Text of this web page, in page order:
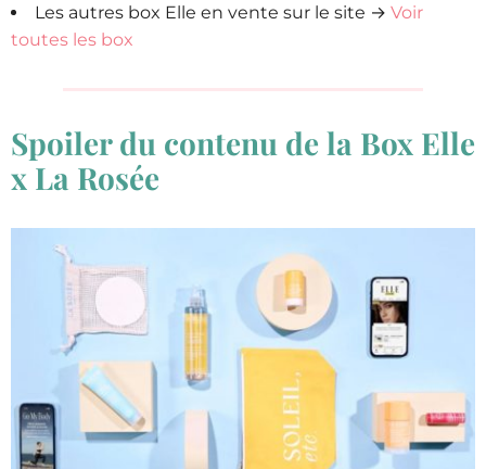
Les autres box Elle en vente sur le site → Voir
toutes les box
Spoiler du contenu de la Box Elle
x La Rosée